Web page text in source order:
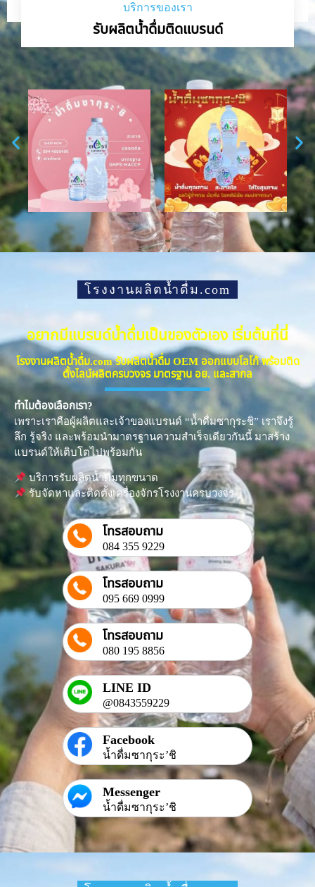
บริการของเรา
รับผลิตน้ำดื่มติดแบรนด์
โรงงานผลิตน้ำดื่ม.com
อยากมีแบรนด์น้ำดื่มเป็นของตัวเอง เริ่มต้นที่นี่
โรงงานผลิตน้ำดื่ม.com รับผลิตน้ำดื่ม OEM ออกแบบโลโก้ พร้อมติด
ตั้งไลน์ผลิตครบวงจร มาตรฐาน อย. และสากล
ทำไมต้องเลือกเรา?
เพราะเราคือผู้ผลิตและเจ้าของแบรนด์ “น้ำดื่มซากุระชิ” เราจึงรู้
ลึก รู้จริง และพร้อมนำมาตรฐานความสำเร็จเดียวกันนี้ มาสร้าง
แบรนด์ให้เติบโตไปพร้อมกัน
บริการรับผลิตน้ำดื่มทุกขนาด
รับจัดหาและติดตั้งเครื่องจักรโรงงานครบวงจร
โทรสอบถาม
084 355 9229
โทรสอบถาม
095 669 0999
โทรสอบถาม
080 195 8856
LINE ID
@0843559229
Facebook
น้ำดื่มซากุระ’ชิ
Messenger
น้ำดื่มซากุระ’ชิ